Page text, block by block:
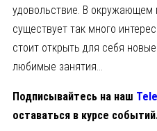
удовольствие. В
существует так много
стоит открыть для себя
любимые занятия…
Подписывайтесь на наш
оставаться в курсе